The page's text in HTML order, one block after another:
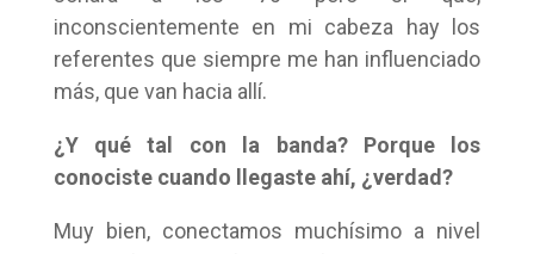
inconscientemente en mi cabeza hay los
referentes que siempre me han influenciado
más, que van hacia allí.
¿Y qué tal con la banda? Porque los
conociste cuando llegaste ahí, ¿verdad?
Muy bien, conectamos muchísimo a nivel